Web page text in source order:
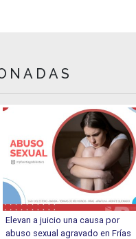
Elevan a juicio una causa por
abuso sexual agravado en Frías